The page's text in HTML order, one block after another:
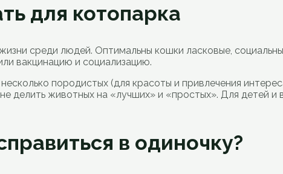
для котопарка
среди людей. Оптимальны кошки ласковые,
вакцинацию и социализацию.
породистых (для красоты и привлечения
делить животных на «лучших» и «простых». Для детей
в одиночку?